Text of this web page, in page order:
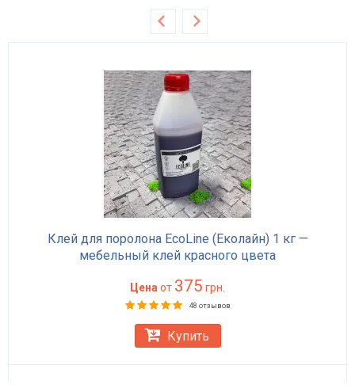
Клей для поролона EcoLine (Еколайн) 1 кг —
мебельный клей красного цвета
Цена от 375 грн.
48 отзывов
Купить